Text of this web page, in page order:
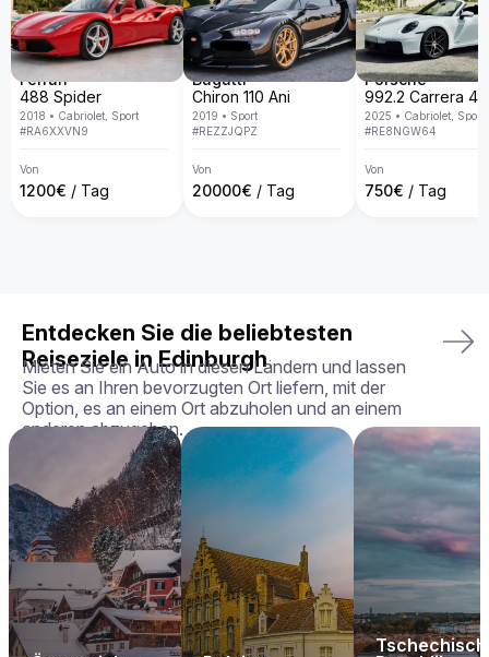
spezialisiert und bieten eine exklusive Fahrzeugflotte in ganz
Europa. Mit persönlichem Service, Lieferung direkt an deine
Wunschadresse, transparenten Mietbedingungen und der
Garantie, dass du genau das Fahrzeug erhältst, das du
gebucht hast – in perfektem Zustand.
Dein perfektes Fahrerlebnis wartet – buche deinen Aston
Martin Rapide noch heute!
Ferrari
488 Spider
2018 • Cabriolet, Sport
#RA6XXVN9
Von
1200€ / Tag
Bugatti
Chiron 110 Ani
2019 • Sport
#REZZJQPZ
Von
20000€ / Tag
Porsche
2025 • Cabriolet, Sport
#RE8NGW64
Von
750€ / Tag
Entdecken Sie die beliebtesten
Reiseziele in Edinburgh
Mieten Sie ein Auto in diesen Ländern und lassen
Sie es an Ihren bevorzugten Ort liefern, mit der
Option, es an einem Ort abzuholen und an einem
anderen abzugeben.